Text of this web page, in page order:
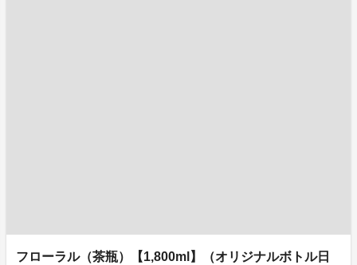
フローラル（茶瓶）【1,800ml】（オリジナルボトル日